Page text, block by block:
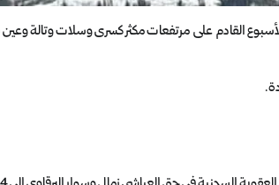
القادم على مرتفعات مكثر كسرى وسلات وتالة